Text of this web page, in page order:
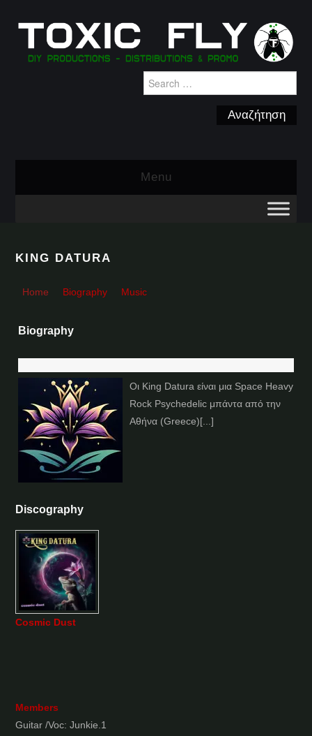
Search
Menu
KING DATURA
Home Biography Music
Biography
Οι King Datura είναι μια Space Heavy
Rock Psychedelic μπάντα από την
Αθήνα (Greece)[...]
Discography
Cosmic Dust
Members
Guitar /Voc: Junkie.1